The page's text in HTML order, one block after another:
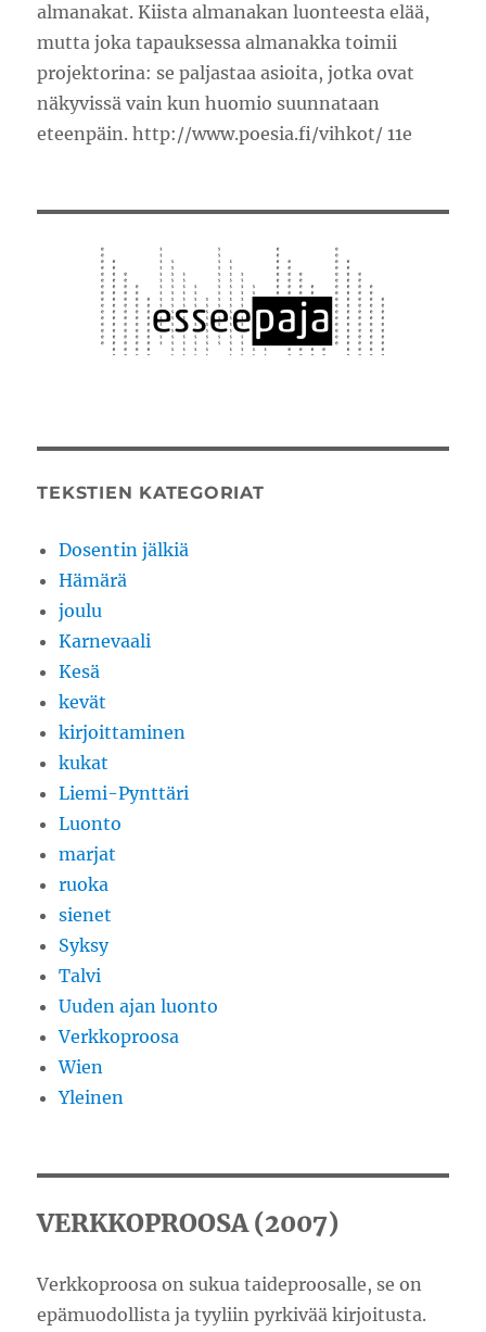
almanakat. Kiista almanakan luonteesta elää,
mutta joka tapauksessa almanakka toimii
projektorina: se paljastaa asioita, jotka ovat
näkyvissä vain kun huomio suunnataan
eteenpäin. http://www.poesia.fi/vihkot/ 11e
TEKSTIEN KATEGORIAT
Dosentin jälkiä
Hämärä
joulu
Karnevaali
Kesä
kevät
kirjoittaminen
kukat
Liemi-Pynttäri
Luonto
marjat
ruoka
sienet
Syksy
Talvi
Uuden ajan luonto
Verkkoproosa
Wien
Yleinen
VERKKOPROOSA (2007)
Verkkoproosa on sukua taideproosalle, se on
epämuodollista ja tyyliin pyrkivää kirjoitusta.